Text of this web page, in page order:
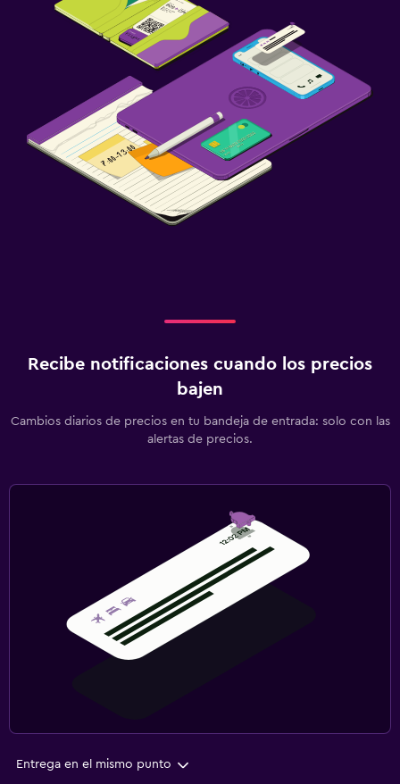
Recibe notificaciones cuando los precios
bajen
Cambios diarios de precios en tu bandeja de entrada: solo con las
alertas de precios.
Entrega en el mismo punto